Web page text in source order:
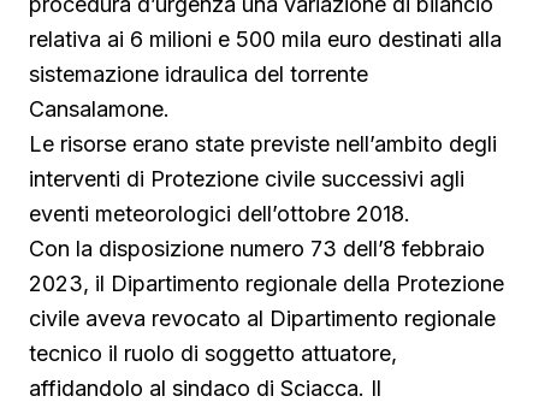
relativa ai 6 milioni e 500 mila euro destinati alla
sistemazione idraulica del torrente
Cansalamone.
Le risorse erano state previste nell’ambito degli
interventi di Protezione civile successivi agli
eventi meteorologici dell’ottobre 2018.
Con la disposizione numero 73 dell’8 febbraio
2023, il Dipartimento regionale della Protezione
civile aveva revocato al Dipartimento regionale
tecnico il ruolo di soggetto attuatore,
affidandolo al sindaco di Sciacca. Il